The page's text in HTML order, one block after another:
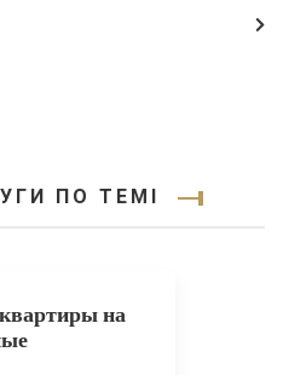
ПО ТЕМІ
на